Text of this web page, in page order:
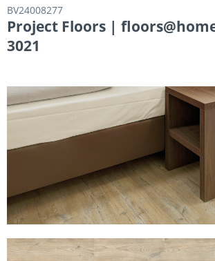
BV24008277
Project Floors |
3021